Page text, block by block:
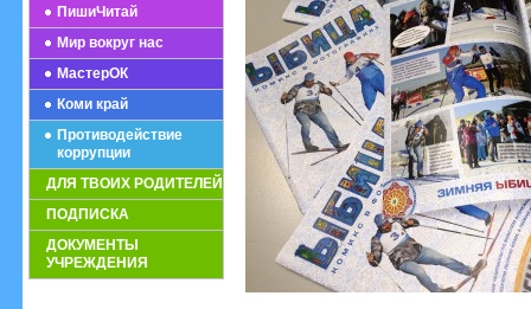
ПишиЧитай
Мир вокруг нас
МастерОК
Коми край
Противодействие
коррупции
ДЛЯ ТВОИХ РОДИТЕЛЕЙ
ПОДПИСКА
ДОКУМЕНТЫ
УЧРЕЖДЕНИЯ